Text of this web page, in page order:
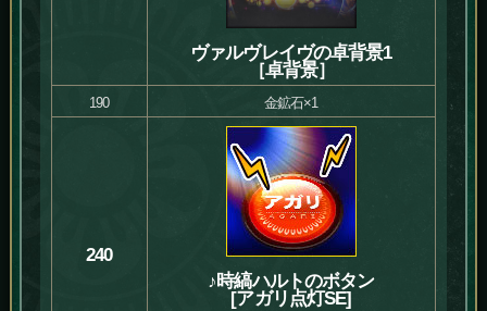
ヴァルヴレイヴの卓背景1
［卓背景］
190 金鉱石×1
240
♪時縞ハルトのボタン
[アガリ点灯SE]